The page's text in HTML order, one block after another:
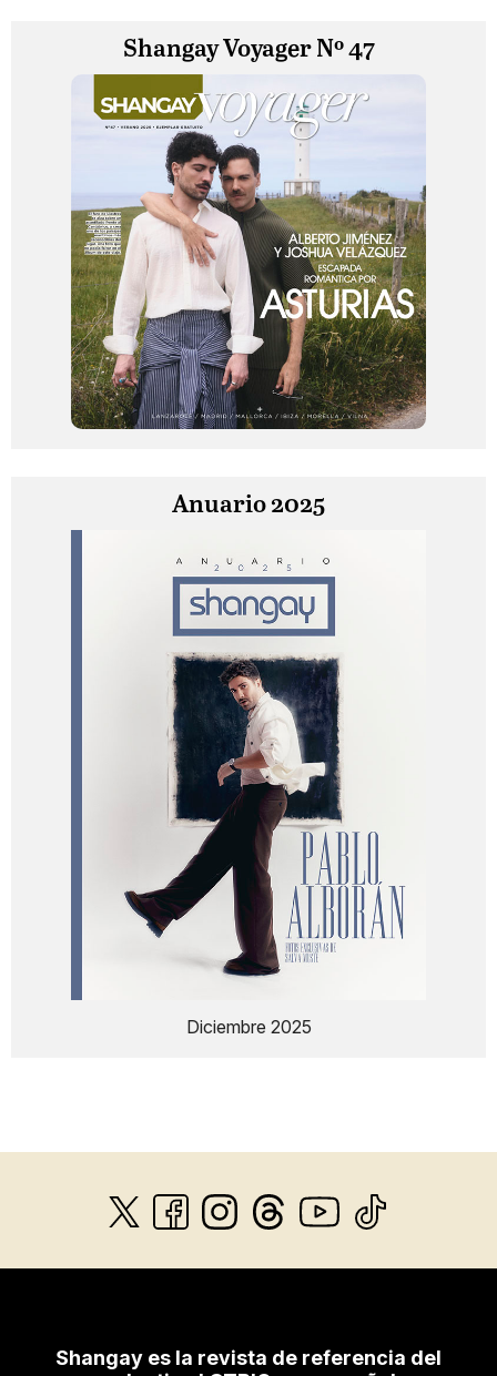
Shangay Voyager Nº 47
Anuario 2025
Diciembre 2025
Shangay es la revista de referencia del